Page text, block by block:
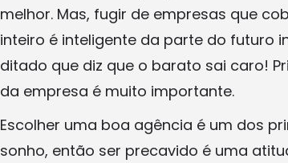
melhor. Mas, fugir de empresas que
inteiro é inteligente da parte do futuro
ditado que diz que o barato sai caro!
da empresa é muito importante.
Escolher uma boa agência é um dos
sonho, então ser precavido é uma